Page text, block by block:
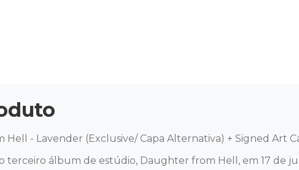
Hell - Lavender (Exclusive/ Capa Alternativa) + Signed Art
terceiro álbum de estúdio, Daughter from Hell, em 17 de